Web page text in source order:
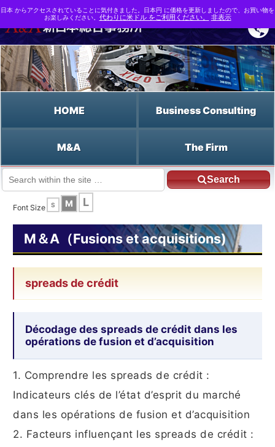
HOME Business Consulting
M&A The Firm
Search
Francais HOME
Font Size
S M L
M＆A（Fusions et acquisitions)
spreads de crédit
Décodage des spreads de crédit dans les
opérations de fusion et d’acquisition
1. Comprendre les spreads de crédit :
Indicateurs clés de l’état d’esprit du marché
dans les opérations de fusion et d’acquisition
2. Facteurs influençant les spreads de crédit :
日本 からアクセスされていることに気付きました。日本円 に価格を更新しましたので、お買い物を
お楽しみください。 代わりに米ドル をご利用ください。 非表示